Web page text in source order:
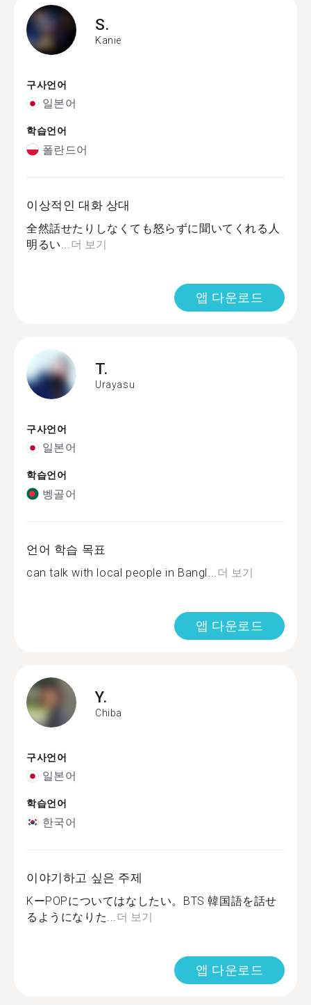
S.
Kanie
구사언어
일본어
학습언어
폴란드어
이상적인 대화 상대
全然話せたりしなくても怒らずに聞いてくれる人
明るい... 더 보기
앱 다운로드
T.
Urayasu
구사언어
일본어
학습언어
벵골어
언어 학습 목표
can talk with local people in Bangl... 더 보기
앱 다운로드
Y.
Chiba
구사언어
일본어
학습언어
한국어
이야기하고 싶은 주제
KーPOPについてはなしたい。BTS 韓国語を話せ
るようになりた... 더 보기
앱 다운로드